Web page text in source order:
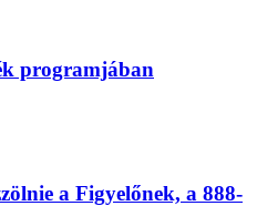
programjában
a Figyelőnek, a 888-